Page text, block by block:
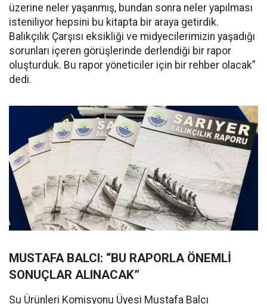
üzerine neler yaşanmış, bundan sonra neler yapılması
isteniliyor hepsini bu kitapta bir araya getirdik.
Balıkçılık Çarşısı eksikliği ve midyecilerimizin yaşadığı
sorunları içeren görüşlerinde derlendiği bir rapor
oluşturduk. Bu rapor yöneticiler için bir rehber olacak”
dedi.
MUSTAFA BALCI: “BU RAPORLA ÖNEMLİ
SONUÇLAR ALINACAK”
Su Ürünleri Komisyonu Üyesi Mustafa Balcı